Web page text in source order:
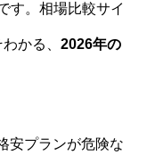
す。相場比較サイ
かる、 2026年の
安プランが危険な